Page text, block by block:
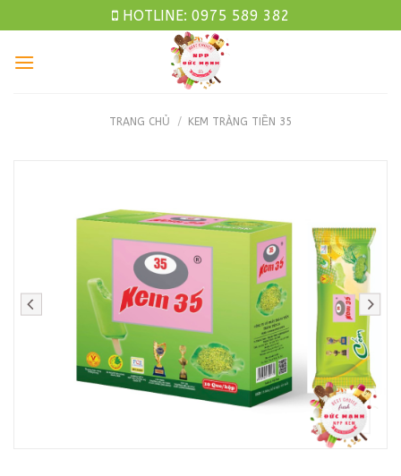
to
content
HOTLINE: 0975 589 382
TRANG CHỦ / KEM TRÀNG TIỀN 35